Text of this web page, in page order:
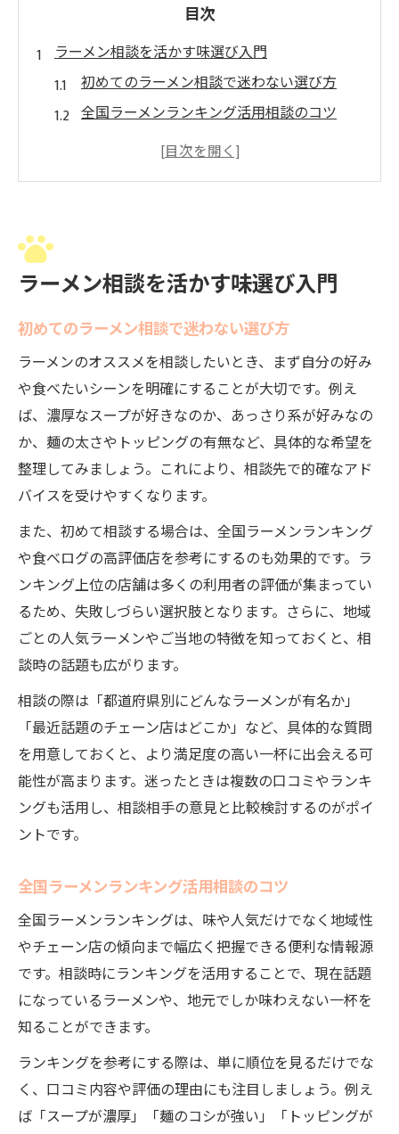
目次
ラーメン相談を活かす味選び入門
初めてのラーメン相談で迷わない選び方
全国ラーメンランキング活用相談のコツ
相談で分かる人気ラーメンの特徴
相談から見える全国ラーメンランキングの
傾向
ラーメン日本一を目指す人気店の相談方法
都道府県ごとのラーメン消費量を相談で比
較
ラーメンランキングと相談で選ぶ楽しみ方
チェーン店と地元人気店の相談の違い
相談で見つかる自分好みのラーメン
相談を活かして自分だけのラーメンを発見
好みに合わせたラーメン相談のポイント
相談で見つける都道府県の隠れた名店
ラーメンランキングから相談へ活かすコツ
相談で分かるあっさり系と濃厚系の違い
ご当地の魅力を体感できる一杯とは
相談で味わうご当地ラーメンの魅力
ご当地ラーメン相談の楽しみ方と選び方
相談で知る全国ラーメンランキングの裏側
地元人気ラーメンの相談で新発見
相談で解決ラーメン選びの迷い方
ランキング以外の相談活用のアイデア
相談で広がるラーメンランキングの世界
都道府県別相談で選ぶラーメン体験
ラーメン相談で満足度を高める秘訣
相談を活用したラーメンランキングとの向
き合い方
ラーメン相談を活かす味選び入門
初めてのラーメン相談で迷わない選び方
ラーメンのオススメを相談したいとき、まず自分の好み
や食べたいシーンを明確にすることが大切です。例え
ば、濃厚なスープが好きなのか、あっさり系が好みなの
か、麺の太さやトッピングの有無など、具体的な希望を
整理してみましょう。これにより、相談先で的確なアド
バイスを受けやすくなります。
また、初めて相談する場合は、全国ラーメンランキング
や食べログの高評価店を参考にするのも効果的です。ラ
ンキング上位の店舗は多くの利用者の評価が集まってい
るため、失敗しづらい選択肢となります。さらに、地域
ごとの人気ラーメンやご当地の特徴を知っておくと、相
談時の話題も広がります。
相談の際は「都道府県別にどんなラーメンが有名か」
「最近話題のチェーン店はどこか」など、具体的な質問
を用意しておくと、より満足度の高い一杯に出会える可
能性が高まります。迷ったときは複数の口コミやランキ
ングも活用し、相談相手の意見と比較検討するのがポイ
ントです。
全国ラーメンランキング活用相談のコツ
全国ラーメンランキングは、味や人気だけでなく地域性
やチェーン店の傾向まで幅広く把握できる便利な情報源
です。相談時にランキングを活用することで、現在話題
になっているラーメンや、地元でしか味わえない一杯を
知ることができます。
ランキングを参考にする際は、単に順位を見るだけでな
く、口コミ内容や評価の理由にも注目しましょう。例え
ば「スープが濃厚」「麺のコシが強い」「トッピングが